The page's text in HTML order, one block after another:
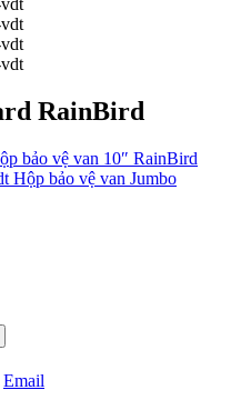
RainBird
bảo vệ van 10″ RainBird
Hộp bảo vệ van Jumbo
Email